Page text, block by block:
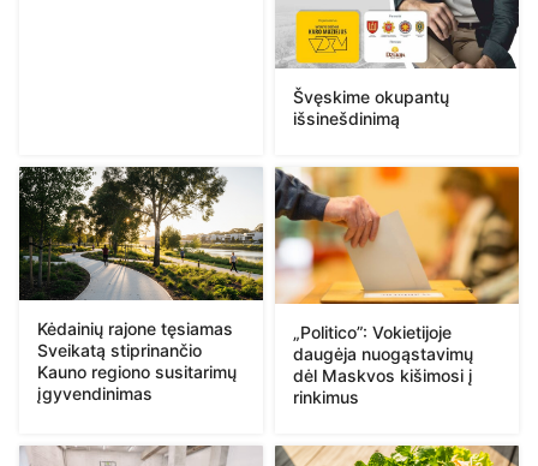
Švęskime okupantų
išsinešdinimą
Kėdainių rajone tęsiamas
Sveikatą stiprinančio
Kauno regiono susitarimų
įgyvendinimas
„Politico”: Vokietijoje
daugėja nuogąstavimų
dėl Maskvos kišimosi į
rinkimus